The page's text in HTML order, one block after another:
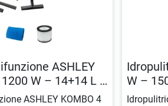
ASHLEY
W – 14+14 L –
ASHLEY KOMBO 4
W –